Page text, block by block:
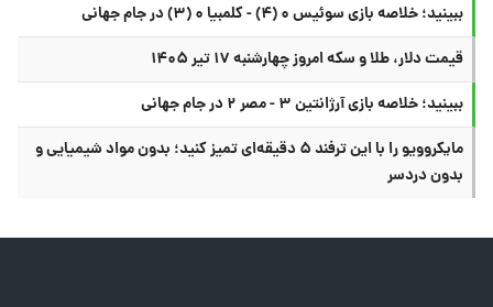
ببینید؛ خلاصه بازی سوئیس ۰ (۴) - کلمبیا ۰ (۳) در جام جهانی
قیمت دلار، طلا و سکه امروز چهارشنبه ۱۷ تیر ۱۴۰۵
ببینید؛ خلاصه بازی آرژانتین ۳ - مصر ۲ در جام جهانی
مایکروویو را با این ترفند ۵ دقیقه‌ای تمیز کنید؛ بدون مواد شیمیایی و
بدون دردسر